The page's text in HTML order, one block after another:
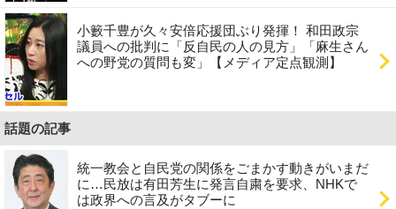
小籔千豊が久々安倍応援団ぶり発揮！ 和田政宗
議員への批判に「反自民の人の見方」「麻生さん
への野党の質問も変」【メディア定点観測】
話題の記事
統一教会と自民党の関係をごまかす動きがいまだ
に…民放は有田芳生に発言自粛を要求、NHKで
は政界への言及がタブーに